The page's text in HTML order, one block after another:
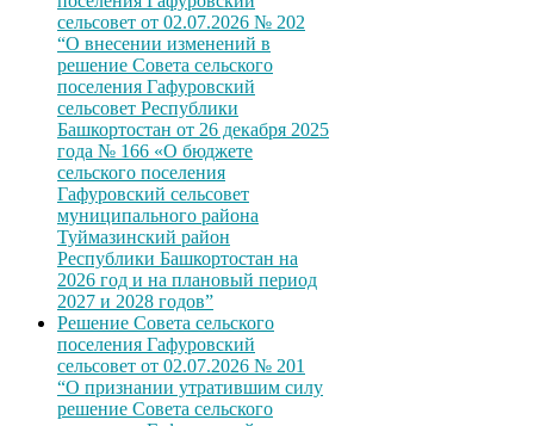
сельсовет от 02.07.2026 № 202
“О внесении изменений в
решение Совета сельского
поселения Гафуровский
сельсовет Республики
Башкортостан от 26 декабря 2025
года № 166 «О бюджете
сельского поселения
Гафуровский сельсовет
муниципального района
Туймазинский район
Республики Башкортостан на
2026 год и на плановый период
2027 и 2028 годов”
Решение Совета сельского
поселения Гафуровский
сельсовет от 02.07.2026 № 201
“О признании утратившим силу
решение Совета сельского